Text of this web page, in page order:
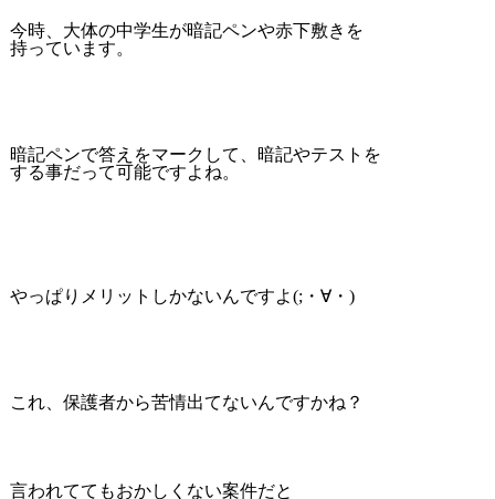
今時、大体の中学生が暗記ペンや赤下敷きを
持っています。
暗記ペンで答えをマークして、暗記やテストを
する事だって可能ですよね。
やっぱりメリットしかないんですよ(;・∀・)
これ、保護者から苦情出てないんですかね？
言われててもおかしくない案件だと